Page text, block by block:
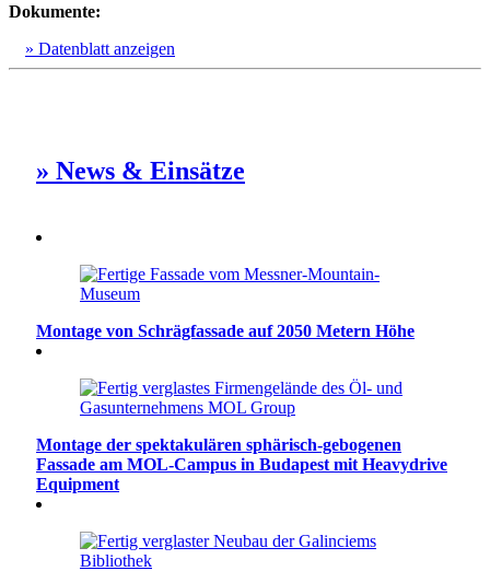
Dokumente:
» Datenblatt anzeigen
» News & Einsätze
Montage von Schrägfassade auf 2050 Metern Höhe
Montage der spektakulären sphärisch-gebogenen
Fassade am MOL-Campus in Budapest mit Heavydrive
Equipment